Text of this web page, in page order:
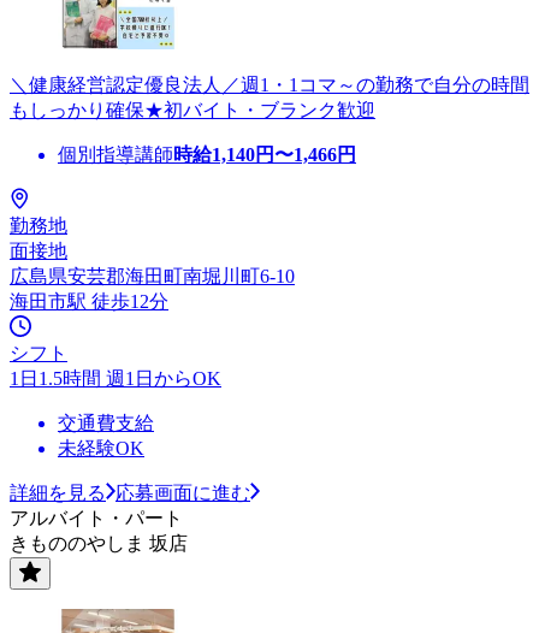
＼健康経営認定優良法人／週1・1コマ～の勤務で自分の時間
もしっかり確保★初バイト・ブランク歓迎
個別指導講師時給1,140円〜1,466円
勤務地
面接地
広島県安芸郡海田町南堀川町6-10
海田市駅 徒歩12分
シフト
1日1.5時間 週1日からOK
交通費支給
未経験OK
詳細を見る
応募画面に進む
アルバイト・パート
きもののやしま 坂店